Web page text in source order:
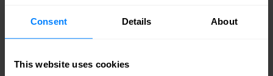
Consent Details About
This website uses cookies